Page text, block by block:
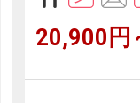
20,900円